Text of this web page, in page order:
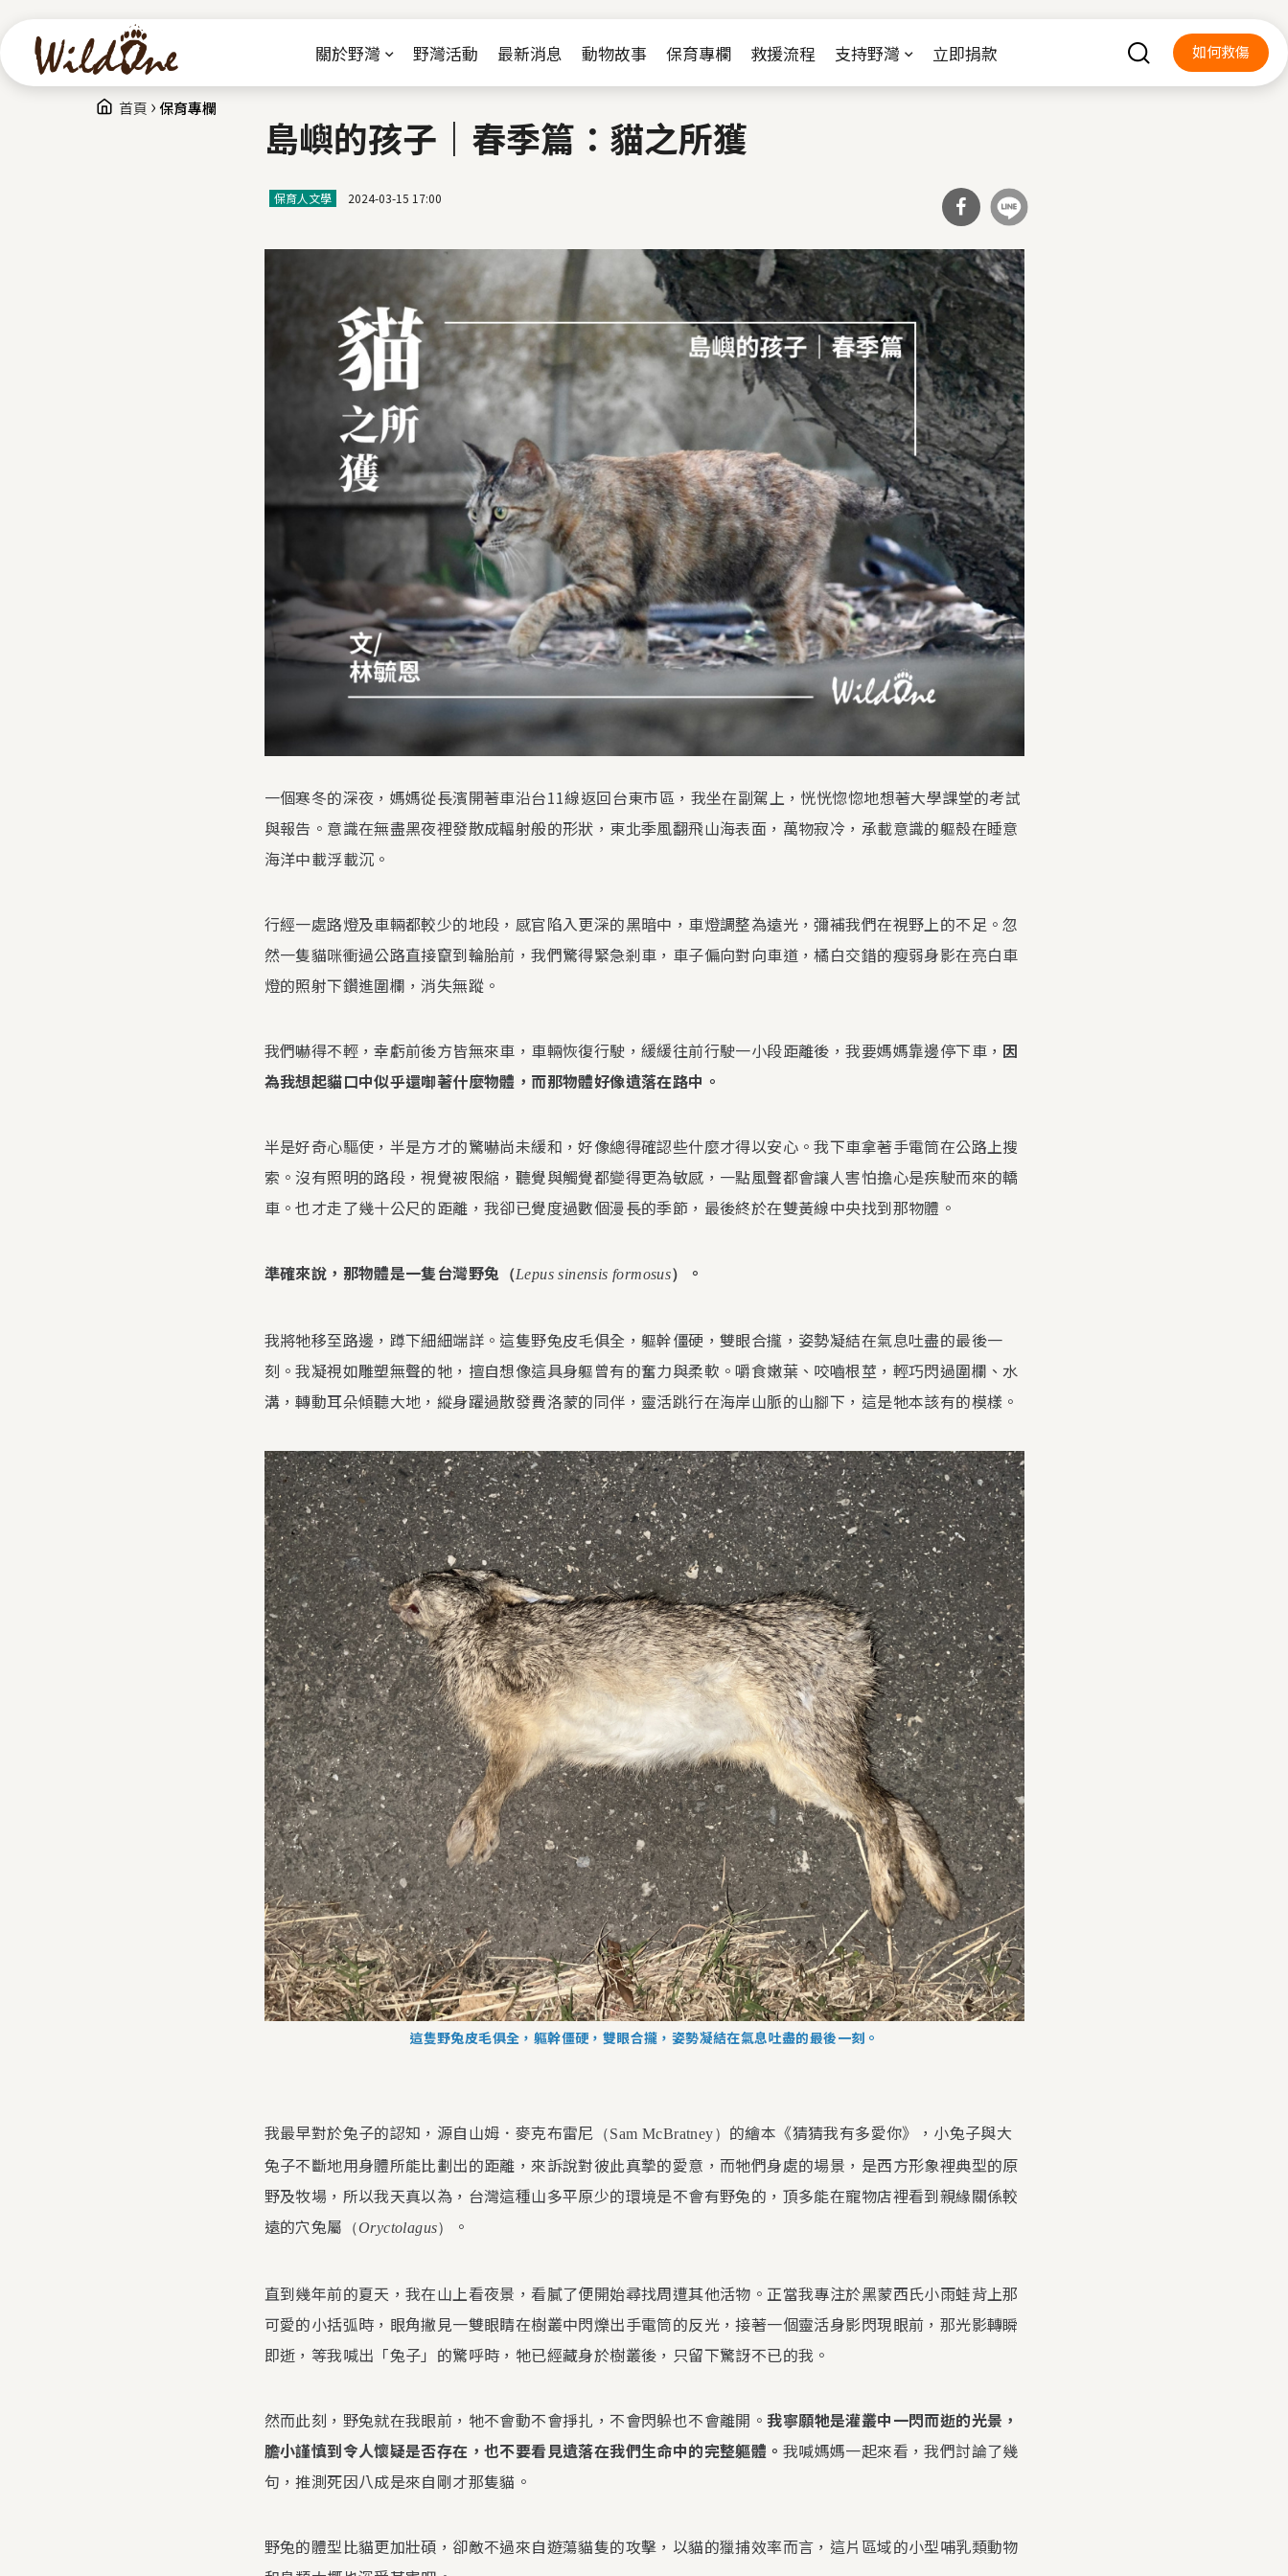
關於野灣 野灣活動 最新消息 動物故事 保育專欄 救援流程 支持野灣 立即捐款 如何救傷
您在這裡 首頁 ›保育專欄
島嶼的孩子｜春季篇：貓之所獲
保育人文學 2024-03-15 17:00
分享
到Fa
cebo
ok
一個寒冬的深夜，媽媽從長濱開著車沿台11線返回台東市區，我坐在副駕上，恍恍惚惚地想著大學課堂的考試
與報告。意識在無盡黑夜裡發散成輻射般的形狀，東北季風翻飛山海表面，萬物寂冷，承載意識的軀殼在睡意
海洋中載浮載沉。
行經一處路燈及車輛都較少的地段，感官陷入更深的黑暗中，車燈調整為遠光，彌補我們在視野上的不足。忽
然一隻貓咪衝過公路直接竄到輪胎前，我們驚得緊急剎車，車子偏向對向車道，橘白交錯的瘦弱身影在亮白車
燈的照射下鑽進圍欄，消失無蹤。
我們嚇得不輕，幸虧前後方皆無來車，車輛恢復行駛，緩緩往前行駛一小段距離後，我要媽媽靠邊停下車， 因
為我想起貓口中似乎還啣著什麼物體，而那物體好像遺落在路中。
半是好奇心驅使，半是方才的驚嚇尚未緩和，好像總得確認些什麼才得以安心。我下車拿著手電筒在公路上搜
索。沒有照明的路段，視覺被限縮，聽覺與觸覺都變得更為敏感，一點風聲都會讓人害怕擔心是疾駛而來的轎
車。也才走了幾十公尺的距離，我卻已覺度過數個漫長的季節，最後終於在雙黃線中央找到那物體。
準確來說，那物體是一隻台灣野兔 （Lepus sinensis formosus） 。
我將牠移至路邊，蹲下細細端詳。這隻野兔皮毛俱全，軀幹僵硬，雙眼合攏，姿勢凝結在氣息吐盡的最後一
刻。我凝視如雕塑無聲的牠，擅自想像這具身軀曾有的奮力與柔軟。嚼食嫩葉、咬嚙根莖，輕巧閃過圍欄、水
溝，轉動耳朵傾聽大地，縱身躍過散發費洛蒙的同伴，靈活跳行在海岸山脈的山腳下，這是牠本該有的模樣。
這隻野兔皮毛俱全，軀幹僵硬，雙眼合攏，姿勢凝結在氣息吐盡的最後一刻。
我最早對於兔子的認知，源自山姆．麥克布雷尼 （Sam McBratney） 的繪本《猜猜我有多愛你》，小兔子與大
兔子不斷地用身體所能比劃出的距離，來訴說對彼此真摯的愛意，而牠們身處的場景，是西方形象裡典型的原
野及牧場，所以我天真以為，台灣這種山多平原少的環境是不會有野兔的，頂多能在寵物店裡看到親緣關係較
遠的穴兔屬 （Oryctolagus） 。
直到幾年前的夏天，我在山上看夜景，看膩了便開始尋找周遭其他活物。正當我專注於黑蒙西氏小雨蛙背上那
可愛的小括弧時，眼角撇見一雙眼睛在樹叢中閃爍出手電筒的反光，接著一個靈活身影閃現眼前，那光影轉瞬
即逝，等我喊出「兔子」的驚呼時，牠已經藏身於樹叢後，只留下驚訝不已的我。
然而此刻，野兔就在我眼前，牠不會動不會掙扎，不會閃躲也不會離開。我寧願牠是灌叢中一閃而逝的光景，
膽小謹慎到令人懷疑是否存在，也不要看見遺落在我們生命中的完整軀體。 我喊媽媽一起來看，我們討論了幾
句，推測死因八成是來自剛才那隻貓。
野兔的體型比貓更加壯碩，卻敵不過來自遊蕩貓隻的攻擊，以貓的獵捕效率而言，這片區域的小型哺乳類動物